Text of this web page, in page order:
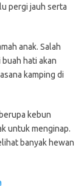
pergi jauh serta
anak. Salah
hati akan
kamping di
kebun
untuk menginap.
banyak hewan